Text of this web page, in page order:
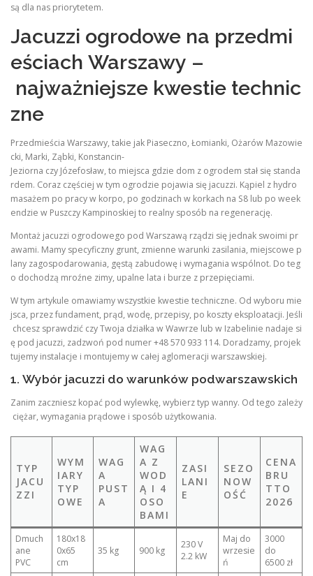
są dla nas priorytetem.
Jacuzzi ogrodowe na przedmi
eściach Warszawy –
najważniejsze kwestie technic
zne
Przedmieścia Warszawy, takie jak Piaseczno, Łomianki, Ożarów Mazowie
cki, Marki, Ząbki, Konstancin-
Jeziorna czy Józefosław, to miejsca gdzie dom z ogrodem stał się standa
rdem. Coraz częściej w tym ogrodzie pojawia się jacuzzi. Kąpiel z hydro
masażem po pracy w korpo, po godzinach w korkach na S8 lub po week
endzie w Puszczy Kampinoskiej to realny sposób na regenerację.
Montaż jacuzzi ogrodowego pod Warszawą rządzi się jednak swoimi pr
awami. Mamy specyficzny grunt, zmienne warunki zasilania, miejscowe p
lany zagospodarowania, gęstą zabudowę i wymagania wspólnot. Do teg
o dochodzą mroźne zimy, upalne lata i burze z przepięciami.
W tym artykule omawiamy wszystkie kwestie techniczne. Od wyboru mie
jsca, przez fundament, prąd, wodę, przepisy, po koszty eksploatacji. Jeśli
chcesz sprawdzić czy Twoja działka w Wawrze lub w Izabelinie nadaje si
ę pod jacuzzi, zadzwoń pod numer +48 570 933 114. Doradzamy, projek
tujemy instalacje i montujemy w całej aglomeracji warszawskiej.
1. Wybór jacuzzi do warunków podwarszawskich
Zanim zaczniesz kopać pod wylewkę, wybierz typ wanny. Od tego zależy
ciężar, wymagania prądowe i sposób użytkowania.
TYP
JACU
ZZI
WYM
IARY
TYP
OWE
WAG
A
PUST
A
WAG
A Z
WOD
Ą I 4
OSO
BAMI
ZASI
LANI
E
SEZO
NOW
OŚĆ
CENA
BRU
TTO
2026
Dmuch
ane
PVC
180x18
0x65
cm
35 kg 900 kg
230 V
2.2 kW
Maj do
wrzesie
ń
3000
do
6500 zł